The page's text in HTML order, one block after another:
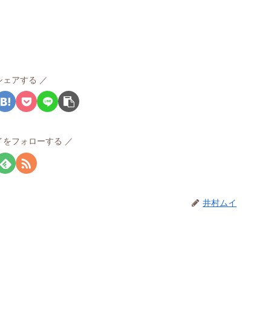
ェアする
をフォローする
井村ムイ